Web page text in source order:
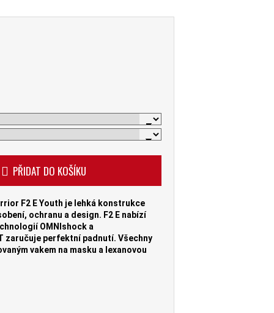
PŘIDAT DO KOŠÍKU
F2 E Youth je lehká konstrukce
ochranu a design. F2 E nabízí
OMNIshock a
zaručuje perfektní padnutí. Všechny
vakem na masku a lexanovou